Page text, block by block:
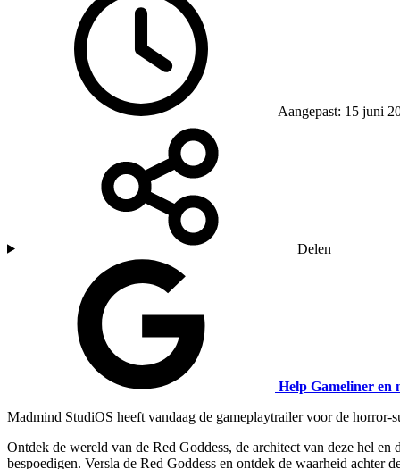
Aangepast: 15 juni
Delen
Help Gameliner en
Madmind StudiOS heeft vandaag de gameplaytrailer voor de
Ontdek de wereld van de Red Goddess, de architect van deze hel
bespoedigen. Versla de Red Goddess en ontdek de waarheid achter